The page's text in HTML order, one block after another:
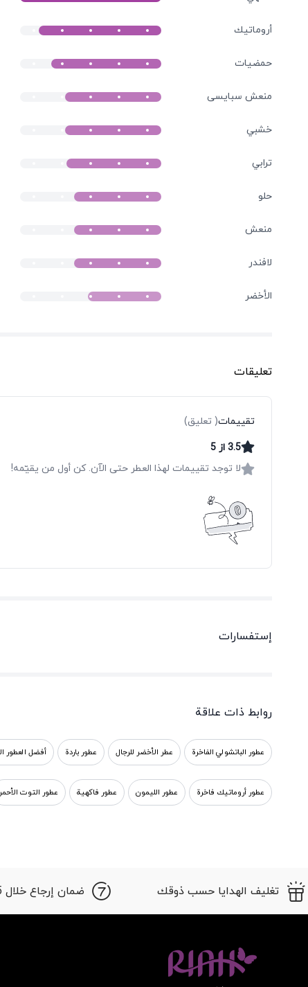
أروماتيك
حمضيات
منعش سبایسی
خشبي
ترابي
حلو
منعش
لافندر
الأخضر
تعليقات
تقييمات( تعليق)
3.5 از 5
لا توجد تقييمات لهذا العطر حتى الآن. كن أول من يقيّمه!
إستفسارات
روابط ذات علاقة
عطور الباتشولي الفاخرة عطر الأخضر للرجال عطور باردة أفضل العطور
عطور أروماتيك فاخرة عطور الليمون عطور فاكهية عطور التوت الأحمر
تغليف الهدايا حسب ذوقك ضمان إرجاع خلال 15 أيام